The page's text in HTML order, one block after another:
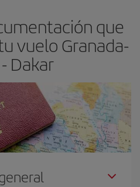
que
vuelo Granada-
Dakar